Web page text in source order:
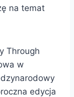
na temat
Through
w
edycja